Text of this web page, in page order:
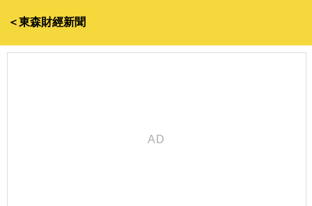
＜東森財經新聞